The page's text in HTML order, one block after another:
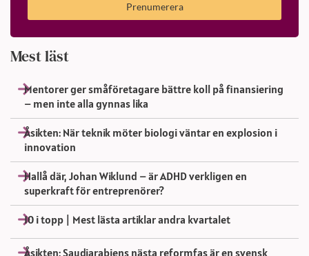
Prenumerera
Mest läst
Mentorer ger småföretagare bättre koll på finansiering
– men inte alla gynnas lika
Åsikten: När teknik möter biologi väntar en explosion i
innovation
Hallå där, Johan Wiklund – är ADHD verkligen en
superkraft för entreprenörer?
10 i topp | Mest lästa artiklar andra kvartalet
Åsikten: Saudiarabiens nästa reformfas är en svensk